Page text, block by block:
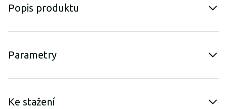
Popis produktu
Parametry
Ke stažení